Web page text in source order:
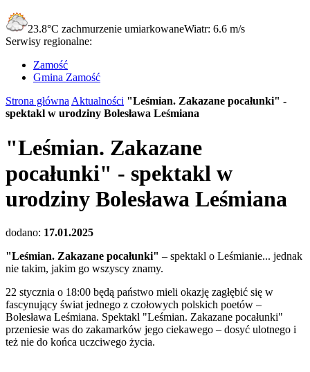
23.8°C zachmurzenie umiarkowaneWiatr: 6.6 m/s
Serwisy regionalne:
Zamość
Gmina Zamość
Strona główna Aktualności "Leśmian. Zakazane pocałunki" -
spektakl w urodziny Bolesława Leśmiana
"Leśmian. Zakazane
pocałunki" - spektakl w
urodziny Bolesława Leśmiana
dodano: 17.01.2025
"Leśmian. Zakazane pocałunki" – spektakl o Leśmianie... jednak
nie takim, jakim go wszyscy znamy.
22 stycznia o 18:00 będą państwo mieli okazję zagłębić się w
fascynujący świat jednego z czołowych polskich poetów –
Bolesława Leśmiana. Spektakl "Leśmian. Zakazane pocałunki"
przeniesie was do zakamarków jego ciekawego – dosyć ulotnego i
też nie do końca uczciwego życia.